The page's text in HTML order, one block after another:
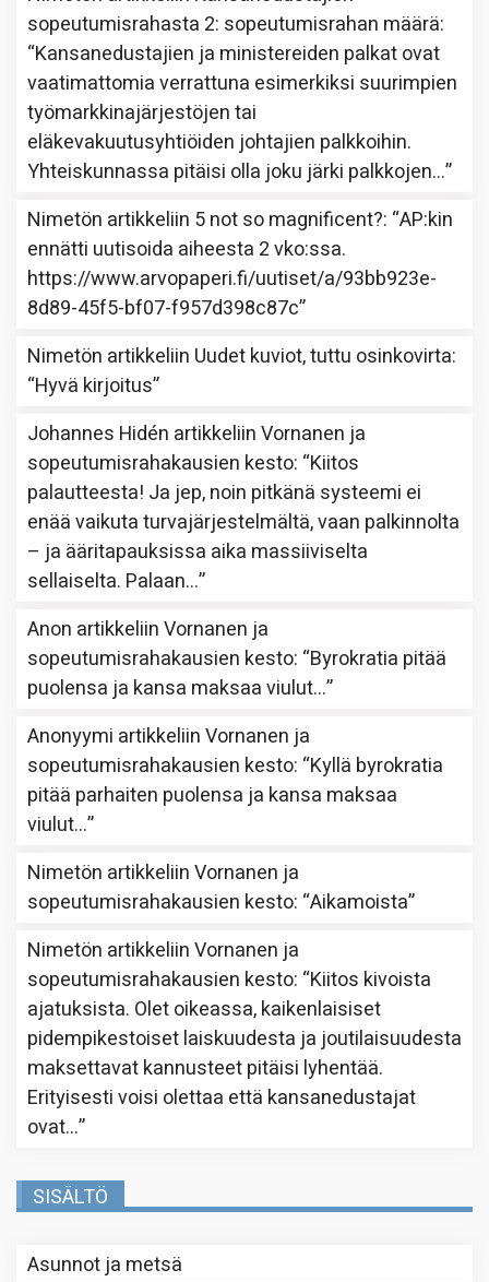
sopeutumisrahasta 2: sopeutumisrahan määrä:
“Kansanedustajien ja ministereiden palkat ovat
vaatimattomia verrattuna esimerkiksi suurimpien
työmarkkinajärjestöjen tai
eläkevakuutusyhtiöiden johtajien palkkoihin.
Yhteiskunnassa pitäisi olla joku järki palkkojen…”
Nimetön artikkeliin 5 not so magnificent?: “AP:kin
ennätti uutisoida aiheesta 2 vko:ssa.
https://www.arvopaperi.fi/uutiset/a/93bb923e-
8d89-45f5-bf07-f957d398c87c”
Nimetön artikkeliin Uudet kuviot, tuttu osinkovirta:
“Hyvä kirjoitus”
Johannes Hidén artikkeliinVornanen ja
sopeutumisrahakausien kesto: “Kiitos
palautteesta! Ja jep, noin pitkänä systeemi ei
enää vaikuta turvajärjestelmältä, vaan palkinnolta
– ja ääritapauksissa aika massiiviselta
sellaiselta. Palaan…”
Anon artikkeliinVornanen ja
sopeutumisrahakausien kesto: “Byrokratia pitää
puolensa ja kansa maksaa viulut…”
Anonyymi artikkeliinVornanen ja
sopeutumisrahakausien kesto: “Kyllä byrokratia
pitää parhaiten puolensa ja kansa maksaa
viulut…”
Nimetön artikkeliinVornanen ja
sopeutumisrahakausien kesto: “Aikamoista”
Nimetön artikkeliinVornanen ja
sopeutumisrahakausien kesto: “Kiitos kivoista
ajatuksista. Olet oikeassa, kaikenlaisiset
pidempikestoiset laiskuudesta ja joutilaisuudesta
maksettavat kannusteet pitäisi lyhentää.
Erityisesti voisi olettaa että kansanedustajat
ovat…”
SISÄLTÖ
Asunnot ja metsä